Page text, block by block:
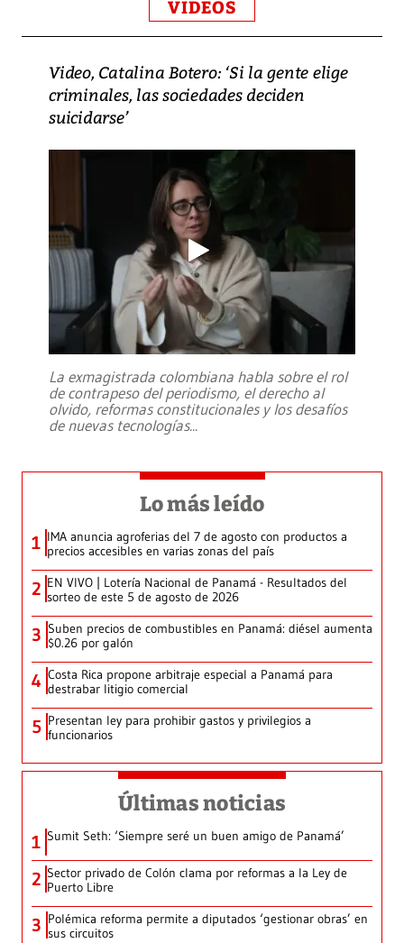
VIDEOS
Video, Catalina Botero: ‘Si la gente elige
criminales, las sociedades deciden
suicidarse’
La exmagistrada colombiana habla sobre el rol
de contrapeso del periodismo, el derecho al
olvido, reformas constitucionales y los desafíos
de nuevas tecnologías...
Lo más leído
1 IMA anuncia agroferias del 7 de agosto con productos a
precios accesibles en varias zonas del país
2 EN VIVO | Lotería Nacional de Panamá - Resultados del
sorteo de este 5 de agosto de 2026
3 Suben precios de combustibles en Panamá: diésel aumenta
$0.26 por galón
4 Costa Rica propone arbitraje especial a Panamá para
destrabar litigio comercial
5 Presentan ley para prohibir gastos y privilegios a
funcionarios
Últimas noticias
1 Sumit Seth: ‘Siempre seré un buen amigo de Panamá’
2 Sector privado de Colón clama por reformas a la Ley de
Puerto Libre
3 Polémica reforma permite a diputados ‘gestionar obras’ en
sus circuitos